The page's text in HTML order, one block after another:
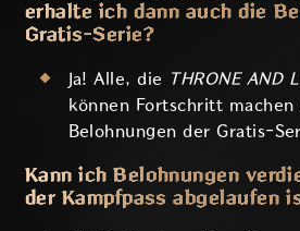
erhalte ich dann auch die
Gratis-Serie?
Ja! Alle, die THRONE AND
können Fortschritt machen
Belohnungen der Gratis-
Kann ich Belohnungen
der Kampfpass abgelaufen